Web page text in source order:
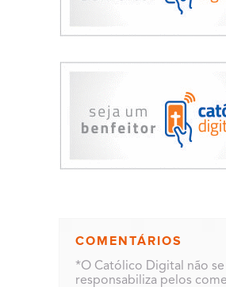
COMENTÁRIOS
*O Católico Digital não se
responsabiliza pelos